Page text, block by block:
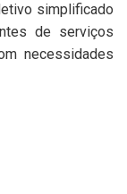
simplificado
de serviços
necessidades